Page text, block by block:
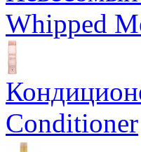
Whipped
Conditioner